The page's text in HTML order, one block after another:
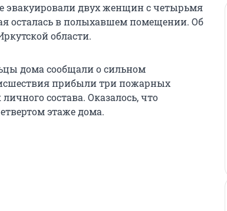
эвакуировали двух женщин с четырьмя
осталась в полыхавшем помещении. Об
области.
дома сообщали о сильном
прибыли три пожарных
состава. Оказалось, что
этаже дома.